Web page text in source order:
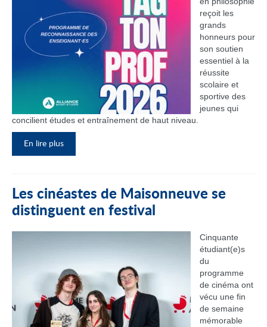
reçoit les
grands
honneurs pour
son soutien
essentiel à la
réussite
scolaire et
sportive des
jeunes qui
concilient études et entraînement de haut niveau.
En lire plus
Les cinéastes de Maisonneuve se
distinguent en festival
Cinquante
étudiant(e)s
du
programme
de cinéma ont
vécu une fin
de semaine
mémorable